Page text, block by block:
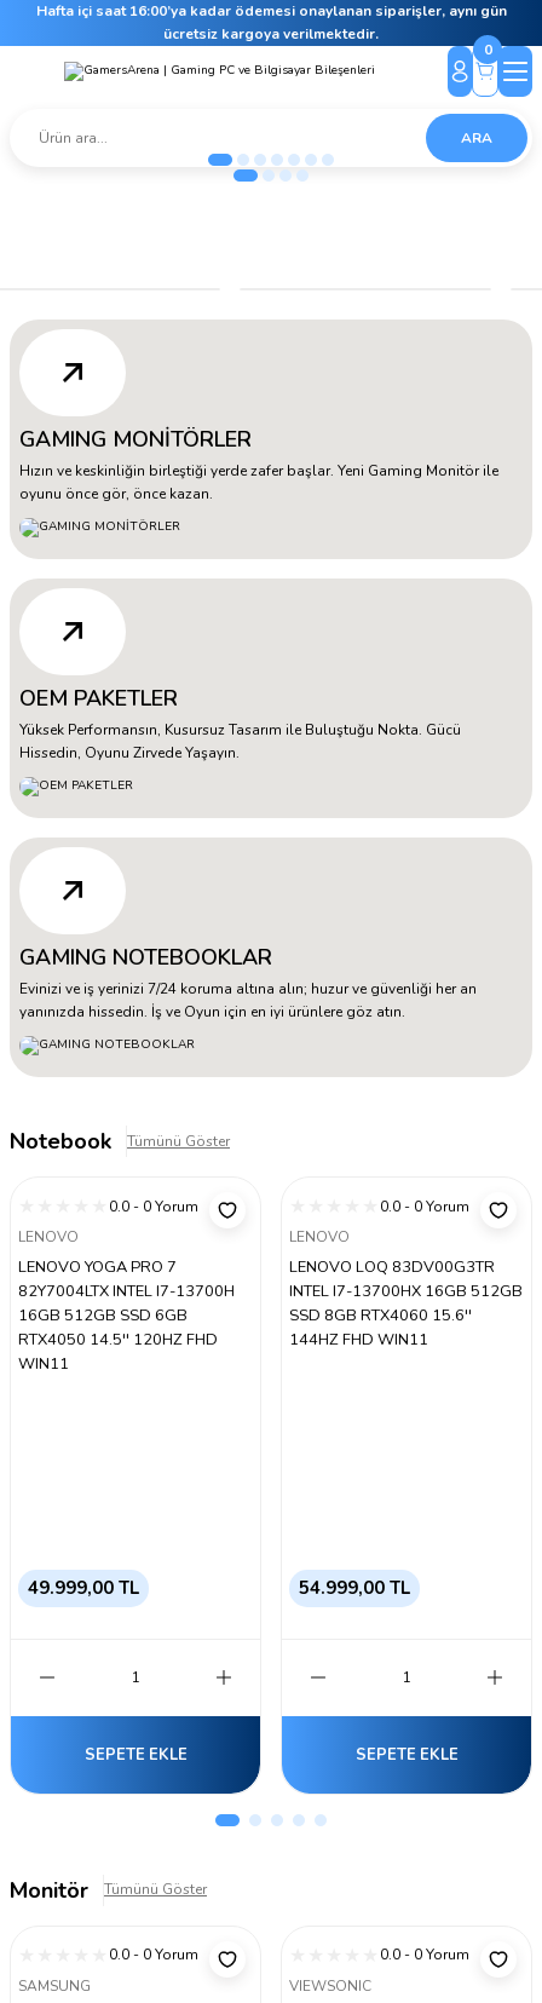
Hafta içi saat 16:00’ya kadar ödemesi onaylanan siparişler, aynı gün
ücretsiz kargoya verilmektedir.
ARA
0
GAMING MONİTÖRLER
Hızın ve keskinliğin birleştiği yerde zafer başlar. Yeni Gaming Monitör ile
oyunu önce gör, önce kazan.
OEM PAKETLER
Yüksek Performansın, Kusursuz Tasarım ile Buluştuğu Nokta. Gücü
Hissedin, Oyunu Zirvede Yaşayın.
GAMING NOTEBOOKLAR
Evinizi ve iş yerinizi 7/24 koruma altına alın; huzur ve güvenliği her an
yanınızda hissedin. İş ve Oyun için en iyi ürünlere göz atın.
Notebook Tümünü Göster
0.0 - 0 Yorum
LENOVO
LENOVO YOGA PRO 7
82Y7004LTX INTEL I7-13700H
16GB 512GB SSD 6GB
RTX4050 14.5'' 120HZ FHD
WIN11
49.999,00 TL
SEPETE EKLE
0.0 - 0 Yorum
LENOVO
LENOVO LOQ 83DV00G3TR
INTEL I7-13700HX 16GB 512GB
SSD 8GB RTX4060 15.6''
144HZ FHD WIN11
54.999,00 TL
SEPETE EKLE
Monitör Tümünü Göster
0.0 - 0 Yorum
SAMSUNG
0.0 - 0 Yorum
VIEWSONIC